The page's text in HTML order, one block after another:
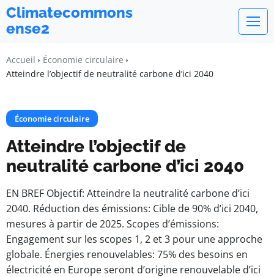
Climatecommons
ense2
Accueil
Économie circulaire
Atteindre l’objectif de neutralité carbone d’ici 2040
Économie circulaire
Atteindre l’objectif de
neutralité carbone d’ici 2040
EN BREF Objectif: Atteindre la neutralité carbone d’ici
2040. Réduction des émissions: Cible de 90% d’ici 2040,
mesures à partir de 2025. Scopes d’émissions:
Engagement sur les scopes 1, 2 et 3 pour une approche
globale. Énergies renouvelables: 75% des besoins en
électricité en Europe seront d’origine renouvelable d’ici